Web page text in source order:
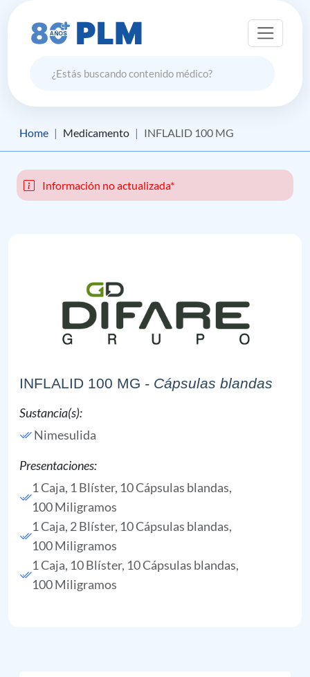
Home Medicamento INFLALID 100 MG
Información no actualizada*
INFLALID 100 MG - Cápsulas blandas
Sustancia(s):
Nimesulida
Presentaciones:
1 Caja, 1 Blíster, 10 Cápsulas blandas,
100 Miligramos
1 Caja, 2 Blíster, 10 Cápsulas blandas,
100 Miligramos
1 Caja, 10 Blíster, 10 Cápsulas blandas,
100 Miligramos